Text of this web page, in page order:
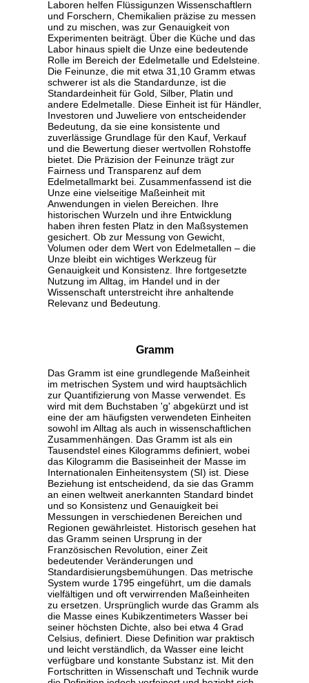
Laboren helfen Flüssigunzen Wissenschaftlern
und Forschern, Chemikalien präzise zu messen
und zu mischen, was zur Genauigkeit von
Experimenten beiträgt. Über die Küche und das
Labor hinaus spielt die Unze eine bedeutende
Rolle im Bereich der Edelmetalle und Edelsteine.
Die Feinunze, die mit etwa 31,10 Gramm etwas
schwerer ist als die Standardunze, ist die
Standardeinheit für Gold, Silber, Platin und
andere Edelmetalle. Diese Einheit ist für Händler,
Investoren und Juweliere von entscheidender
Bedeutung, da sie eine konsistente und
zuverlässige Grundlage für den Kauf, Verkauf
und die Bewertung dieser wertvollen Rohstoffe
bietet. Die Präzision der Feinunze trägt zur
Fairness und Transparenz auf dem
Edelmetallmarkt bei. Zusammenfassend ist die
Unze eine vielseitige Maßeinheit mit
Anwendungen in vielen Bereichen. Ihre
historischen Wurzeln und ihre Entwicklung
haben ihren festen Platz in den Maßsystemen
gesichert. Ob zur Messung von Gewicht,
Volumen oder dem Wert von Edelmetallen – die
Unze bleibt ein wichtiges Werkzeug für
Genauigkeit und Konsistenz. Ihre fortgesetzte
Nutzung im Alltag, im Handel und in der
Wissenschaft unterstreicht ihre anhaltende
Relevanz und Bedeutung.
Gramm
Das Gramm ist eine grundlegende Maßeinheit
im metrischen System und wird hauptsächlich
zur Quantifizierung von Masse verwendet. Es
wird mit dem Buchstaben 'g' abgekürzt und ist
eine der am häufigsten verwendeten Einheiten
sowohl im Alltag als auch in wissenschaftlichen
Zusammenhängen. Das Gramm ist als ein
Tausendstel eines Kilogramms definiert, wobei
das Kilogramm die Basiseinheit der Masse im
Internationalen Einheitensystem (SI) ist. Diese
Beziehung ist entscheidend, da sie das Gramm
an einen weltweit anerkannten Standard bindet
und so Konsistenz und Genauigkeit bei
Messungen in verschiedenen Bereichen und
Regionen gewährleistet. Historisch gesehen hat
das Gramm seinen Ursprung in der
Französischen Revolution, einer Zeit
bedeutender Veränderungen und
Standardisierungsbemühungen. Das metrische
System wurde 1795 eingeführt, um die damals
vielfältigen und oft verwirrenden Maßeinheiten
zu ersetzen. Ursprünglich wurde das Gramm als
die Masse eines Kubikzentimeters Wasser bei
seiner höchsten Dichte, also bei etwa 4 Grad
Celsius, definiert. Diese Definition war praktisch
und leicht verständlich, da Wasser eine leicht
verfügbare und konstante Substanz ist. Mit den
Fortschritten in Wissenschaft und Technik wurde